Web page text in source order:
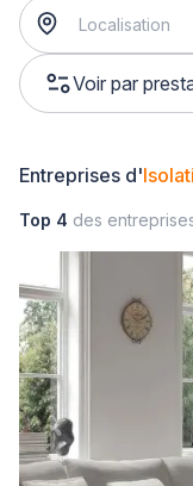
Voir par
Entreprises d'
Top 4 des